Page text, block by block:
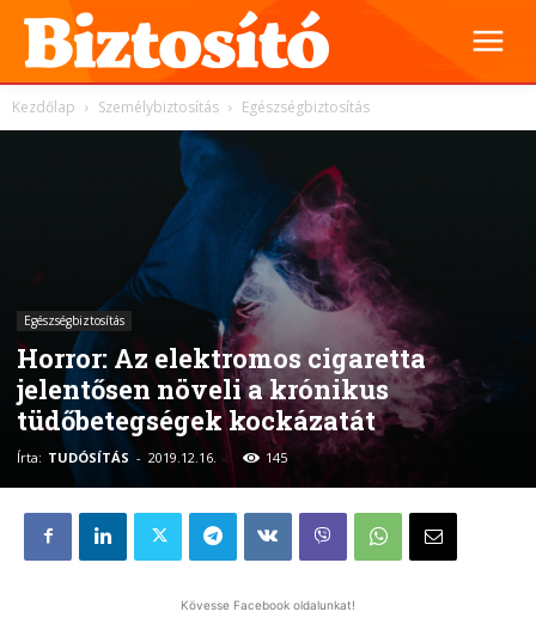
Kezdőlap Személybiztosítás Egészségbiztosítás
Egészségbiztosítás
Horror: Az elektromos cigaretta
jelentősen növeli a krónikus
tüdőbetegségek kockázatát
Írta: TUDÓSÍTÁS - 2019.12.16. 145
Kövesse Facebook oldalunkat!